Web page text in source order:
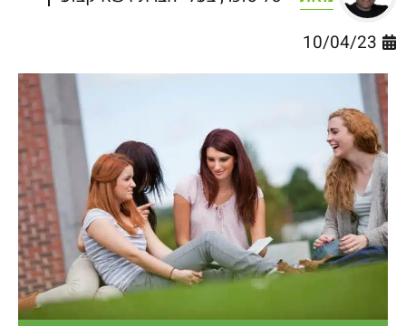
10/04/23